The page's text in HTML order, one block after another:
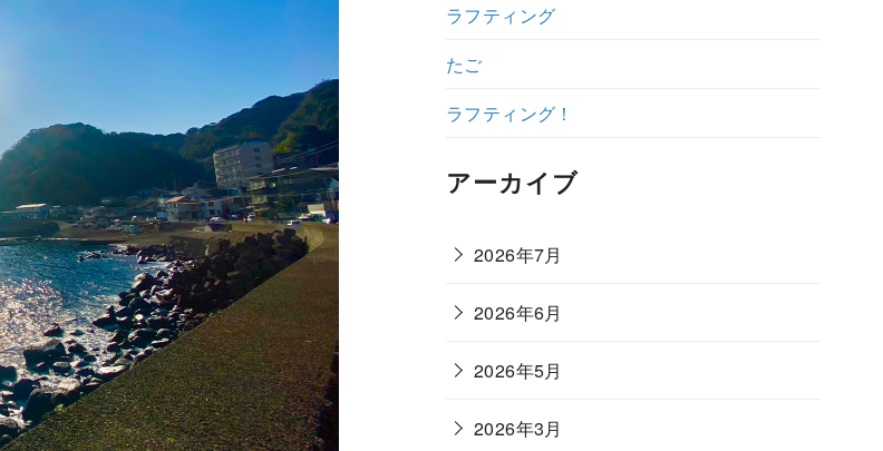
ラフティング
たご
ラフティング！
アーカイブ
2026年7月
2026年6月
2026年5月
2026年3月